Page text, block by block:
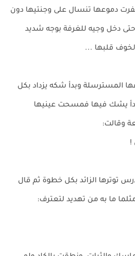
دموعها تنسال على وجنتيها دون
دخل وجيه للغرفة بوجه شديد
قلبها ...
المسترسلة وبدأ شكه يزداد بكل
يشك فيها فمسحت عينيها
وقالت:
!
توترها الزائد بكل خطوة ثم قال
ما به من تهديد لتعترف: